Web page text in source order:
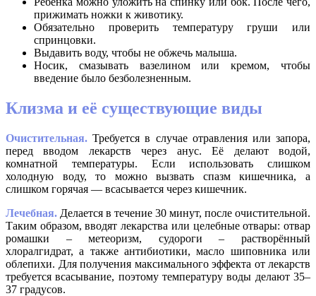
прижимать ножки к животику.
Обязательно проверить температуру груши или
спринцовки.
Выдавить воду, чтобы не обжечь малыша.
Носик, смазывать вазелином или кремом, чтобы
введение было безболезненным.
Клизма и её существующие виды
Очистительная.Требуется в случае отравления или запора,
перед вводом лекарств через анус. Её делают водой,
комнатной температуры. Если использовать слишком
холодную воду, то можно вызвать спазм кишечника, а
слишком горячая — всасывается через кишечник.
Лечебная. Делается в течение 30 минут, после очистительной.
Таким образом, вводят лекарства или целебные отвары: отвар
ромашки – метеоризм, судороги – растворённый
хлоралгидрат, а также антибиотики, масло шиповника или
облепихи. Для получения максимального эффекта от лекарств
требуется всасывание, поэтому температуру воды делают 35–
37 градусов.